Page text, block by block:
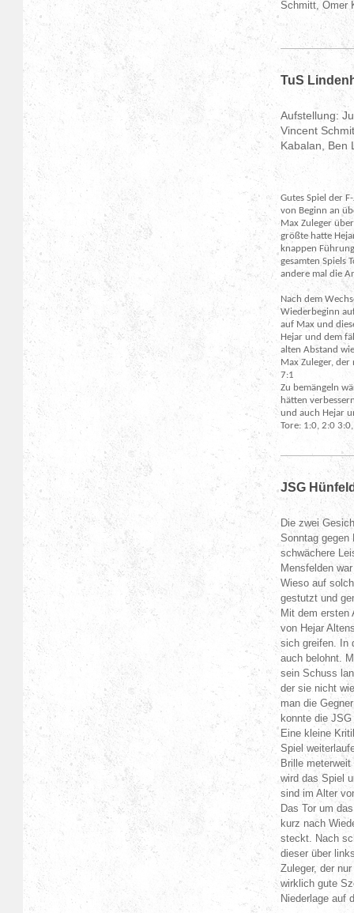
Schmitt, Ömer
TuS
Aufstellung:
Vincent
Kabalan, Ben
Gutes Spiel der
von Beginn an
Max Zuleger
größte hatte
knappen
gesamten Spiels
andere mal die
Nach dem
Wiederbeginn
auf Max und
Hejar und dem
alten Abstand
Max Zuleger,
7:1
Zu bemängeln
hätten
und auch Hejar
Tore: 1:0, 2:0
JSG
Die zwei
Sonntag gegen
schwächere
Mensfelden
Wieso auf
gestutzt und
Mit dem ersten
von Hejar
sich greifen. In
auch belohnt.
sein Schuss
der sie nicht
man die
konnte die
Eine kleine
Spiel
Brille
wird das Spiel
sind im Alter
Das Tor um
kurz nach
steckt. Nach
dieser über
Zuleger, der
wirklich gute
Niederlage auf